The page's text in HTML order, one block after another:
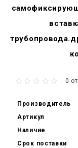
0
Производитель
Артикул
Наличие
Срок поставки